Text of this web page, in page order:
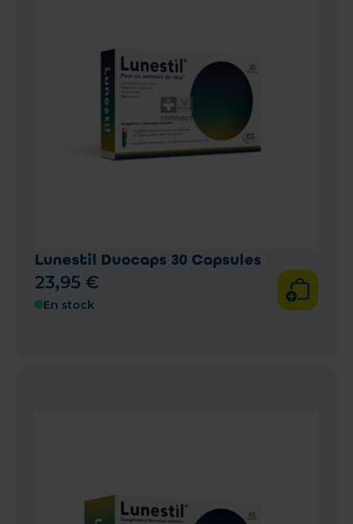
Lunestil Duocaps 30 Capsules
23,95 €
En stock